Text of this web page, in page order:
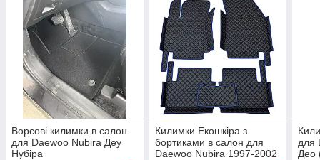
Ворсові килимки в салон
для Daewoo Nubira Деу
Нубіра
Килимки Екошкіра з
бортиками в салон для
Daewoo Nubira 1997-2002
для
Део